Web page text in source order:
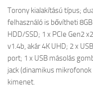
Torony kialakítású típus;
felhasználó is bővítheti
HDD/SSD; 1 x PCIe Gen2
v1.4b, akár 4K UHD; 2 x
port; 1 x USB másolás
jack (dinamikus
kimenet.